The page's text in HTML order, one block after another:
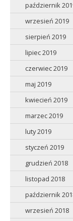
październik
wrzesień 2019
sierpień 2019
lipiec 2019
czerwiec 2019
maj 2019
kwiecień 2019
marzec 2019
luty 2019
styczeń 2019
grudzień 2018
listopad 2018
październik
wrzesień 2018